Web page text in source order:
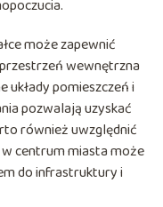
może zapewnić
wewnętrzna
układy pomieszczeń i
pozwalają uzyskać
również uwzględnić
centrum miasta może
do infrastruktury i